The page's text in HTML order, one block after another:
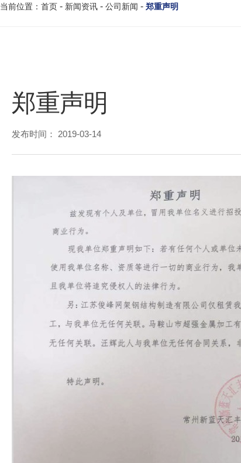
当前位置：首页 - 新闻资讯 - 公司新闻 - 郑重声明
郑重声明
发布时间： 2019-03-14